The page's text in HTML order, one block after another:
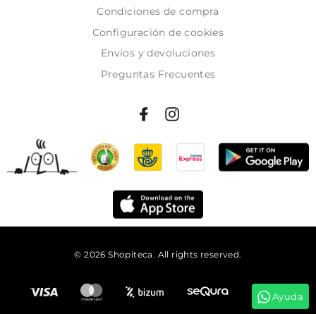
martes!
Condiciones de compra
Configuración de cookies
Envíos y devoluciones
Preguntas Frecuentes
© 2026 Shopiteca. All rights reserved.
Ayuda